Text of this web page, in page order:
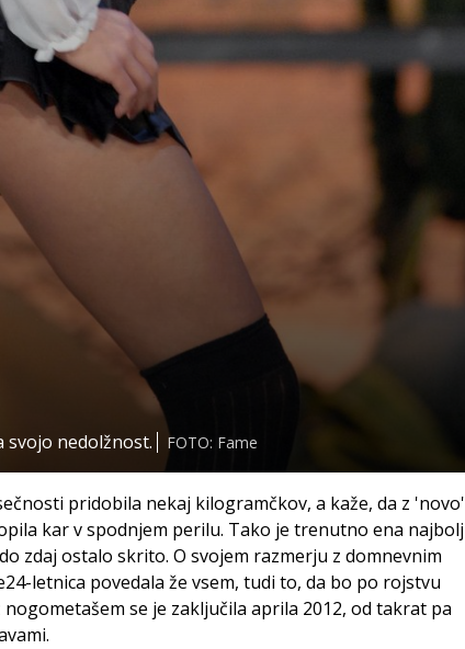
svojo nedolžnost. FOTO: Fame
pridobila nekaj kilogramčkov, a kaže, da z 'novo'
kar v spodnjem perilu. Tako je trenutno ena najbolj
zdaj ostalo skrito. O svojem razmerju z domnevnim
letnica povedala že vsem, tudi to, da bo po rojstvu
se je zaključila aprila 2012, od takrat pa